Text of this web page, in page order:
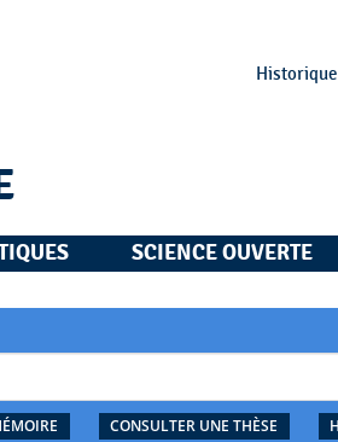
SCIENCE OUVERTE
CONSULTER UNE THÈSE